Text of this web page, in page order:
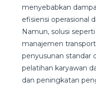
menyebabkan
efisiensi operasional
Namun, solusi
manajemen
penyusunan standar
pelatihan karyawan
dan peningkatan